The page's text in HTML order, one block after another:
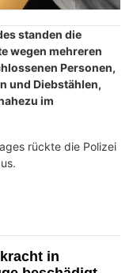
standen die
wegen mehreren
Personen,
und Diebstählen,
im
rückte die Polizei
in